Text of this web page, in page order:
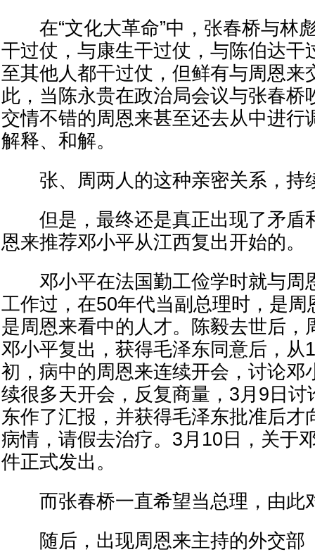
在“文化大革命”中，张春桥与林
干过仗，与康生干过仗，与陈伯达干
至其他人都干过仗，但鲜有与周恩来
此，当陈永贵在政治局会议与张春桥
交情不错的周恩来甚至还去从中进行
解释、和解。
张、周两人的这种亲密关系，持
但是，最终还是真正出现了矛盾
恩来推荐邓小平从江西复出开始的。
邓小平在法国勤工俭学时就与周
工作过，在50年代当副总理时，是周
是周恩来看中的人才。陈毅去世后，
邓小平复出，获得毛泽东同意后，从
初，病中的周恩来连续开会，讨论邓
续很多天开会，反复商量，3月9日讨
东作了汇报，并获得毛泽东批准后才
病情，请假去治疗。3月10日，关于
件正式发出。
而张春桥一直希望当总理，由此
随后，出现周恩来主持的外交部